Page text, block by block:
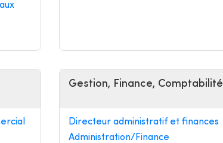
Gestion, Finance, Comptabilité
Directeur administratif et finances
Administration/Finance